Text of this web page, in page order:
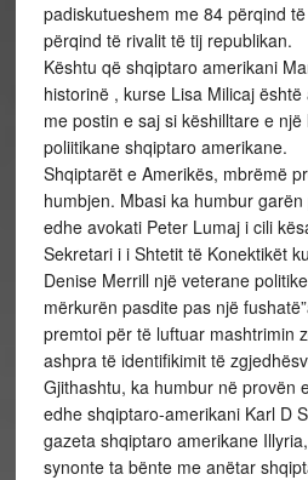
padiskutueshem me 84 përqind
përqind të rivalit të tij republikan.
Kështu që shqiptaro amerikani
historinë , kurse Lisa Milicaj
me postin e saj si këshilltare e
poliitikane shqiptaro amerikane.
Shqiptarët e Amerikës, mbrëmë
humbjen. Mbasi ka humbur
edhe avokati Peter Lumaj i cili
Sekretari i i Shtetit të Konektikët
Denise Merrill një veterane
mërkurën pasdite pas një
premtoi për të luftuar mashtrimin
ashpra të identifikimit të
Gjithashtu, ka humbur në provën
edhe shqiptaro-amerikani Karl D
gazeta shqiptaro amerikane
synonte ta bënte me anëtar